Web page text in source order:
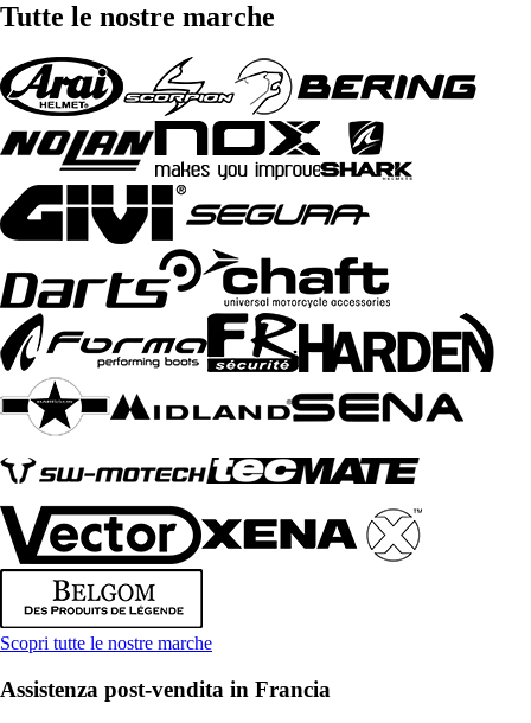
Tutte le nostre marche
Scopri tutte le nostre marche
Assistenza post-vendita in Francia